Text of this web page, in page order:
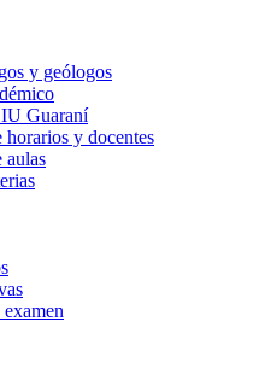
y geólogos
Guaraní
y docentes
aulas